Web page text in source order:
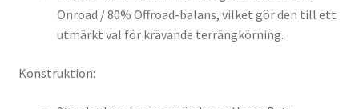
Onroad / 80% Offroad-balans, vilket gör den till ett
utmärkt val för krävande terrängkörning.
Konstruktion: